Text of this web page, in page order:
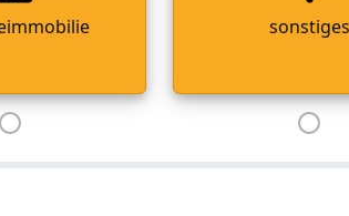
sonstiges